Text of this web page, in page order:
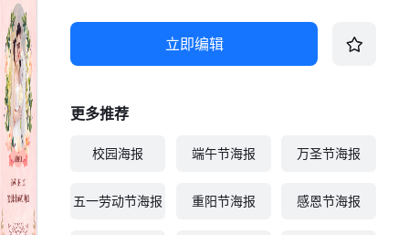
立即编辑
更多推荐
校园海报 端午节海报 万圣节海报
五一劳动节海报 重阳节海报 感恩节海报